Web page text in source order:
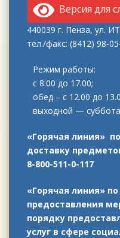
Версия для
440039 г. Пенза, ул.
тел./факс: (8412) 98-
Режим работы:
с 8.00 до 17.00;
обед – с 12.00 до
выходной —
«Горячая линия»
доставку
8-800-511-0-117
«Горячая линия»
предоставления
порядку
услуг в сфере